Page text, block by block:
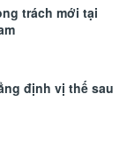
trách mới tại
định vị thế sau